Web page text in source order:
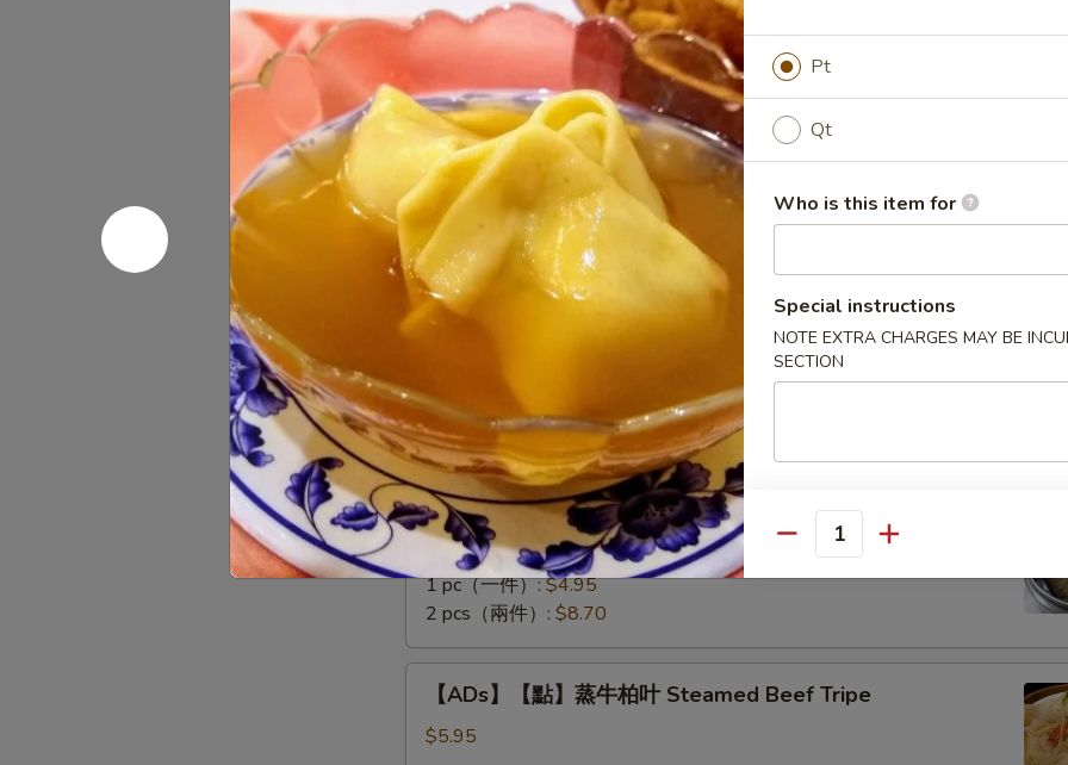
Roast
Pork
(3
pcs)
【點】
竹
卷
Steamed
Bean
Curd
Meat
Rolls
(3
pcs)
(3 pcs)
【ADs】
【點】
蒸
鳳
爪
Steamed
Chicken
【ADs】【點】蒸鳳爪 Steamed Chicken Feet
$5.95
【ADs】
小
排
骨
Steamed
Pork
Tips
【ADs】【點】蒸小排骨 Steamed Pork Rib Tips
【ADs】
【點】
珠
雞
Lotus
Wrapped
Sticky
【ADs】【點】珍珠糯米雞 Lotus Wrapped Sticky Rice
Dry Shrimp & Meat Filling
1 pc（一件）:$4.95
2 pcs（兩件）: $8.70
【ADs】
【點】【ADs】【點】蒸牛柏叶 Steamed Beef Tripe
$5.95
Pt
Qt
Who is this item for
Special instructions
NOTE EXTRA CHARGES MAY BE
SECTION
Quantity